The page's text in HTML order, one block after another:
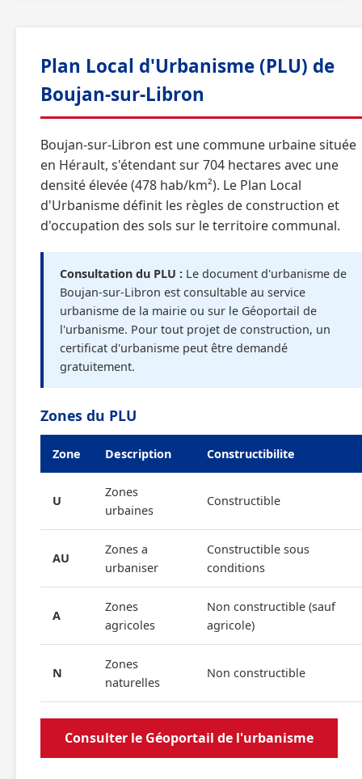
Plan Local d'Urbanisme (PLU) de
Boujan-sur-Libron
Boujan-sur-Libron est une commune urbaine située
en Hérault, s'étendant sur 704 hectares avec une
densité élevée (478 hab/km²). Le Plan Local
d'Urbanisme définit les règles de construction et
d'occupation des sols sur le territoire communal.
Consultation du PLU : Le document d'urbanisme de
Boujan-sur-Libron est consultable au service
urbanisme de la mairie ou sur le Géoportail de
l'urbanisme. Pour tout projet de construction, un
certificat d'urbanisme peut être demandé
gratuitement.
Zones du PLU
Zone Description Constructibilite
U
Zones
urbaines
Constructible
AU
Zones a
urbaniser
Constructible sous
conditions
A
Zones
agricoles
Non constructible (sauf
agricole)
N
Zones
naturelles
Non constructible
Consulter le Géoportail de l'urbanisme